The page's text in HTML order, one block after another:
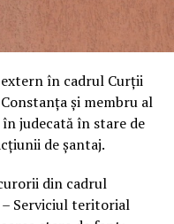
în cadrul Curții
și membru al
judecată în stare de
de șantaj.
din cadrul
Serviciul teritorial